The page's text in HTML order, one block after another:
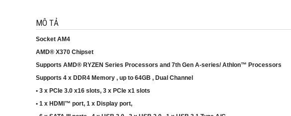
MÔ TẢ
Socket AM4
AMD® X370 Chipset
Supports AMD® RYZEN Series Processors and 7th Gen A-series/ Athlon™ Processors
Supports 4 x DDR4 Memory , up to 64GB , Dual Channel
• 3 x PCIe 3.0 x16 slots, 3 x PCIe x1 slots
• 1 x HDMI™ port, 1 x Display port,